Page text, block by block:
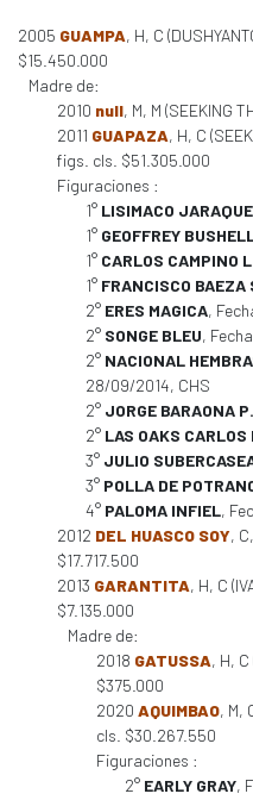
2005 GUAMPA, H, C
$15.450.000
Madre de:
2010 null, M, M (SEEKING
2011 GUAPAZA, H, C
figs. cls. $51.305.000
Figuraciones :
1° LISIMACO
1° GEOFFREY
1° CARLOS CAMPINO
1° FRANCISCO BAEZA
2° ERES MAGICA,
2° SONGE BLEU,
2° NACIONAL
28/09/2014, CHS
2° JORGE BARAONA P.
2° LAS OAKS CARLOS
3° JULIO
3° POLLA DE
4° PALOMA INFIEL,
2012 DEL HUASCO SOY,
$17.717.500
2013 GARANTITA, H, C
$7.135.000
Madre de:
2018 GATUSSA, H,
$375.000
2020 AQUIMBAO, M,
cls. $30.267.550
Figuraciones :
2° EARLY GRAY,